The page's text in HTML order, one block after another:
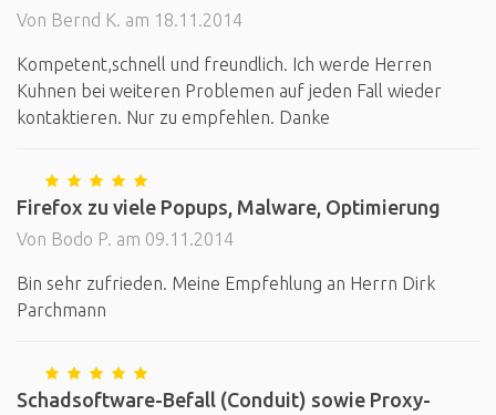
Von Bernd K. am 18.11.2014
Kompetent,schnell und freundlich. Ich werde Herren
Kuhnen bei weiteren Problemen auf jeden Fall wieder
kontaktieren. Nur zu empfehlen. Danke
Firefox zu viele Popups, Malware, Optimierung
Von Bodo P. am 09.11.2014
Bin sehr zufrieden. Meine Empfehlung an Herrn Dirk
Parchmann
Schadsoftware-Befall (Conduit) sowie Proxy-